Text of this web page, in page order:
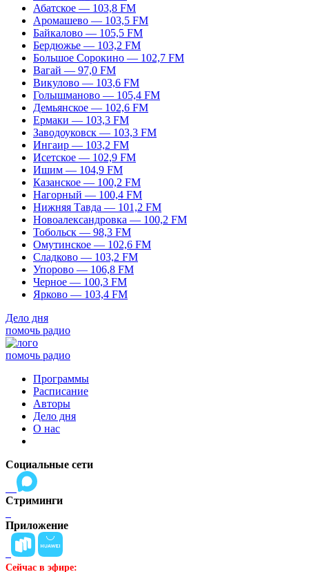
Абатское — 103,8 FM
Аромашево — 103,5 FM
Байкалово — 105,5 FM
Бердюжье — 103,2 FM
Большое Сорокино — 102,7 FM
Вагай — 97,0 FM
Викулово — 103,6 FM
Голышманово — 105,4 FM
Демьянское — 102,6 FM
Ермаки — 103,3 FM
Заводоуковск — 103,3 FM
Ингаир — 103,2 FM
Исетское — 102,9 FM
Ишим — 104,9 FM
Казанское — 100,2 FM
Нагорный — 100,4 FM
Нижняя Тавда — 101,2 FM
Новоалександровка — 100,2 FM
Тобольск — 98,3 FM
Омутинское — 102,6 FM
Сладково — 103,2 FM
Упорово — 106,8 FM
Черное — 100,3 FM
Ярково — 103,4 FM
Дело дня
помочь радио
помочь радио
Программы
Расписание
Авторы
Дело дня
О нас
Социальные сети
Стриминги
Приложение
Сейчас в эфире: